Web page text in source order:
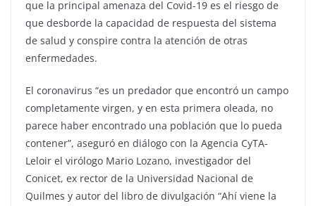
que la principal amenaza del Covid-19 es el riesgo de
que desborde la capacidad de respuesta del sistema
de salud y conspire contra la atención de otras
enfermedades.
El coronavirus “es un predador que encontró un campo
completamente virgen, y en esta primera oleada, no
parece haber encontrado una población que lo pueda
contener”, aseguró en diálogo con la Agencia CyTA-
Leloir el virólogo Mario Lozano, investigador del
Conicet, ex rector de la Universidad Nacional de
Quilmes y autor del libro de divulgación “Ahí viene la